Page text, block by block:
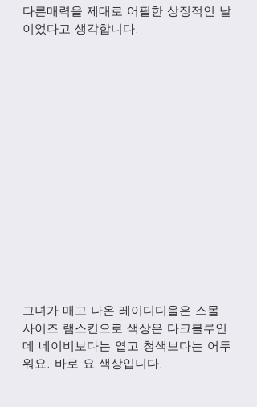
다른매력을 제대로 어필한 상징적인 날
이었다고 생각합니다.
그녀가 매고 나온 레이디디올은 스몰
사이즈 램스킨으로 색상은 다크블루인
데 네이비보다는 옅고 청색보다는 어두
워요. 바로 요 색상입니다.